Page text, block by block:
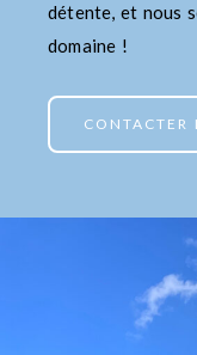
détente, et nous
domaine !
CONTACTER